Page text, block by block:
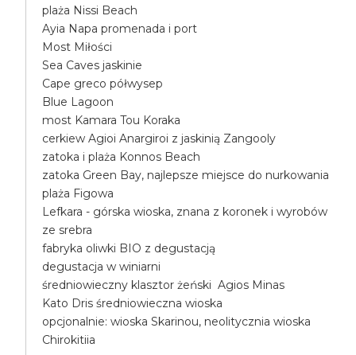
plaża Nissi Beach
Ayia Napa promenada i port
Most Miłości
Sea Caves jaskinie
Cape greco półwysep
Blue Lagoon
most Kamara Tou Koraka
cerkiew Agioi Anargiroi z jaskinią Zangooly
zatoka i plaża Konnos Beach
zatoka Green Bay, najlepsze miejsce do nurkowania
plaża Figowa
Lefkara - górska wioska, znana z koronek i wyrobów
ze srebra
fabryka oliwki BIO z degustacją
degustacja w winiarni
średniowieczny klasztor żeński Agios Minas
Kato Dris średniowieczna wioska
opcjonalnie: wioska Skarinou, neolitycznia wioska
Chirokitiia